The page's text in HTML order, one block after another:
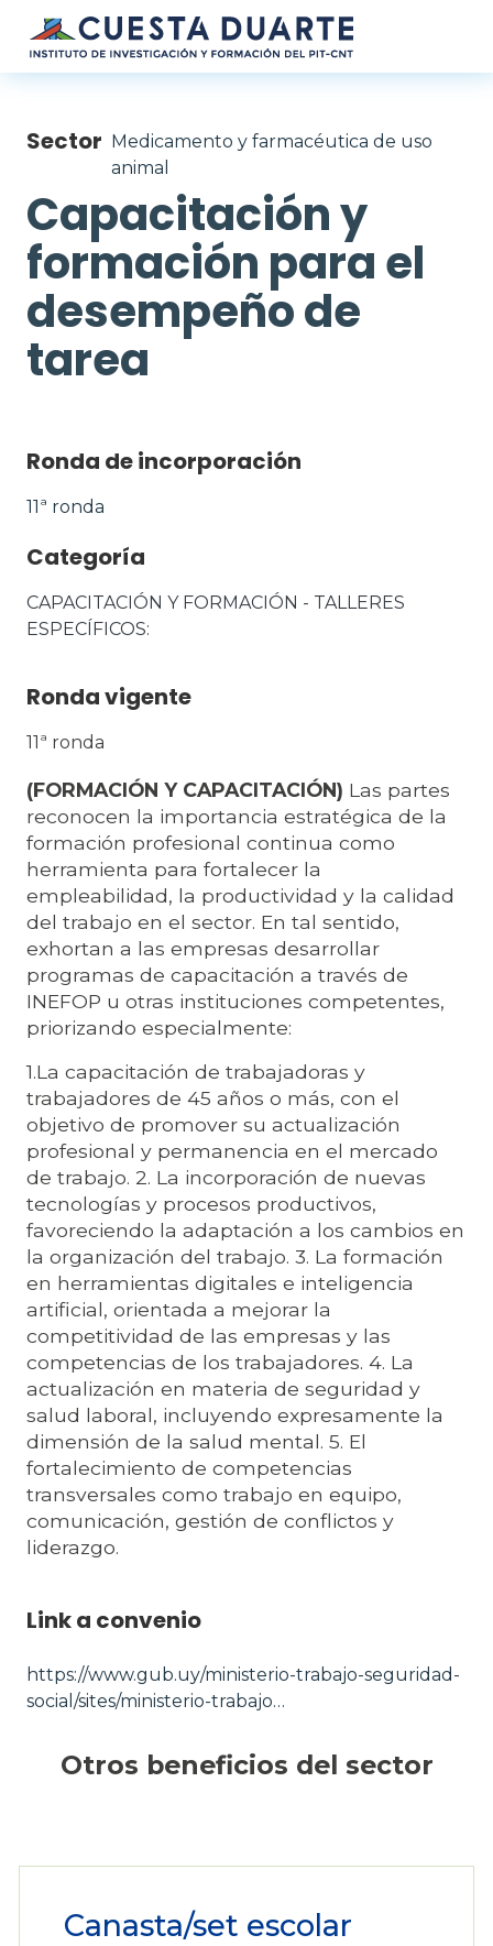
Pasar al contenido principal
Sector
Medicamento y farmacéutica de uso
animal
Capacitación y
formación para el
desempeño de
tarea
Ronda de incorporación
11ª ronda
Categoría
CAPACITACIÓN Y FORMACIÓN - TALLERES
ESPECÍFICOS
Ronda vigente
11ª ronda
(FORMACIÓN Y CAPACITACIÓN) Las partes
reconocen la importancia estratégica de la
formación profesional continua como
herramienta para fortalecer la
empleabilidad, la productividad y la calidad
del trabajo en el sector. En tal sentido,
exhortan a las empresas desarrollar
programas de capacitación a través de
INEFOP u otras instituciones competentes,
priorizando especialmente:
1.La capacitación de trabajadoras y
trabajadores de 45 años o más, con el
objetivo de promover su actualización
profesional y permanencia en el mercado
de trabajo. 2. La incorporación de nuevas
tecnologías y procesos productivos,
favoreciendo la adaptación a los cambios en
la organización del trabajo. 3. La formación
en herramientas digitales e inteligencia
artificial, orientada a mejorar la
competitividad de las empresas y las
competencias de los trabajadores. 4. La
actualización en materia de seguridad y
salud laboral, incluyendo expresamente la
dimensión de la salud mental. 5. El
fortalecimiento de competencias
transversales como trabajo en equipo,
comunicación, gestión de conflictos y
liderazgo.
Link a convenio
https://www.gub.uy/ministerio-trabajo-seguridad-
social/sites/ministerio-trabajo…
Otros beneficios del sector
Canasta/set escolar